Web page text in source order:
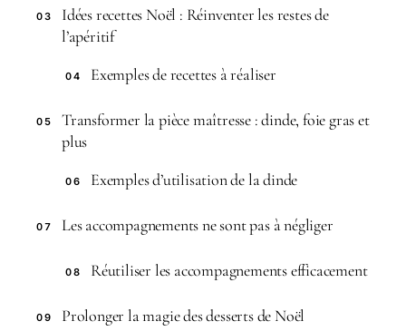
03
Idées recettes Noël : Réinventer les restes de
l’apéritif
04 Exemples de recettes à réaliser
05
Transformer la pièce maîtresse : dinde, foie gras et
plus
06 Exemples d’utilisation de la dinde
07 Les accompagnements ne sont pas à négliger
08 Réutiliser les accompagnements efficacement
09 Prolonger la magie des desserts de Noël